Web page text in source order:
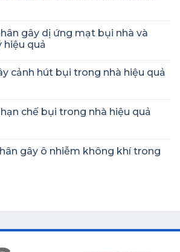
gây dị ứng mạt bụi nhà và
hiệu quả
cảnh hút bụi trong nhà hiệu quả
chế bụi trong nhà hiệu quả
gây ô nhiễm không khí trong